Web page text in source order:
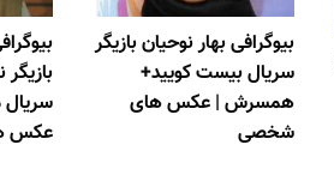
عکس
بیوگرافی بهار نوحیان بازیگر
سریال بیست کویید+
همسرش | عکس های
شخصی